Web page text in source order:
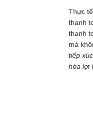
Thực
thanh
thanh
mà
tiếp
hóa lợi